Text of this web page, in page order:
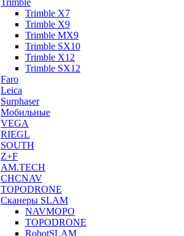
Trimble
Trimble X7
Trimble X9
Trimble MX9
Trimble SX10
Trimble X12
Trimble SX12
Faro
Leica
Surphaser
Мобильные
VEGA
RIEGL
SOUTH
Z+F
AM.TECH
CHCNAV
TOPODRONE
Сканеры SLAM
NAVMOPO
TOPODRONE
RobotSLAM